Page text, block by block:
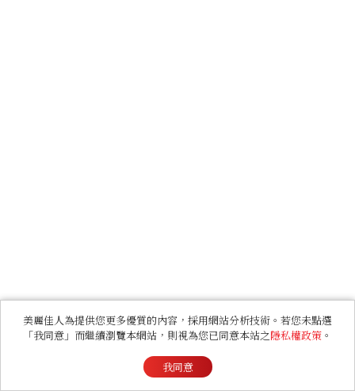
美麗佳人為提供您更多優質的內容，採用網站分析技術。若您未點選
「我同意」而繼續瀏覽本網站，則視為您已同意本站之隱私權政策 。
我同意